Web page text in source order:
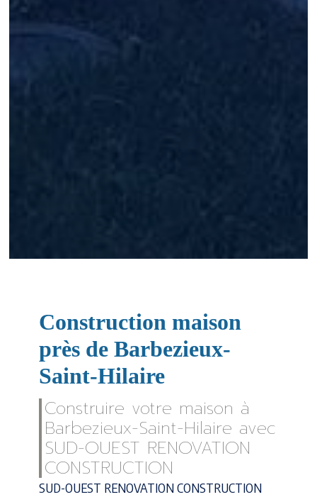
Construction maison
près de Barbezieux-
Saint-Hilaire
Construire votre maison à
Barbezieux-Saint-Hilaire avec
SUD-OUEST RENOVATION
CONSTRUCTION
SUD-OUEST RENOVATION CONSTRUCTION